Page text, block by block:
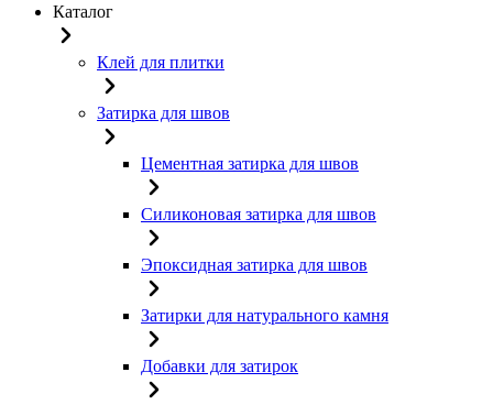
Каталог
Клей для плитки
Затирка для швов
Цементная затирка для швов
Силиконовая затирка для швов
Эпоксидная затирка для швов
Затирки для натурального камня
Добавки для затирок